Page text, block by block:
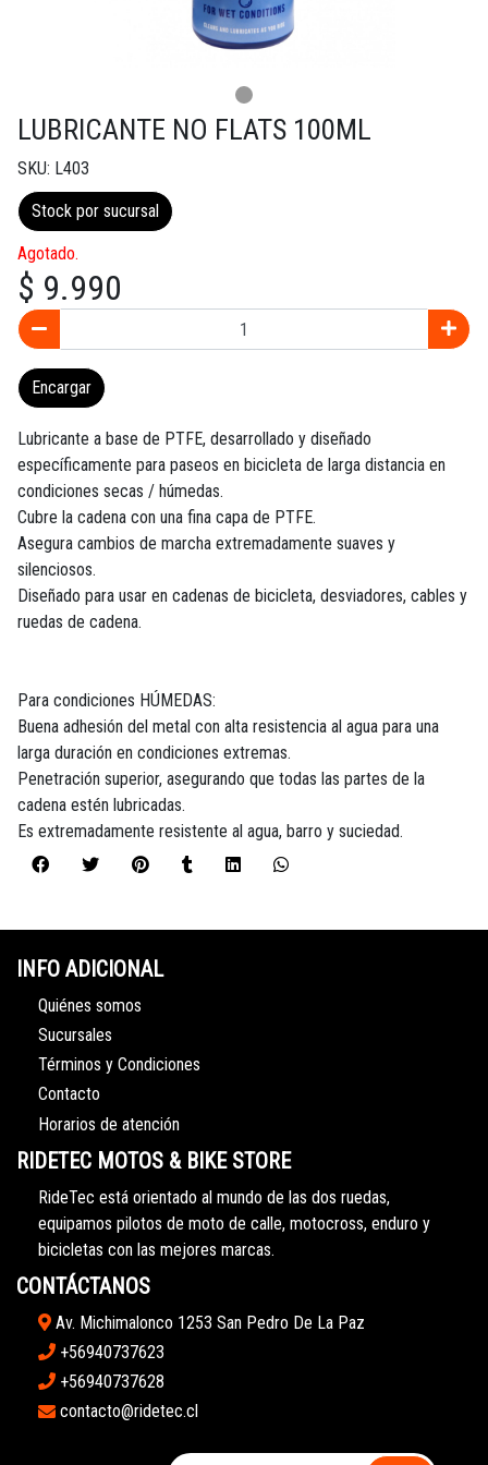
LUBRICANTE NO FLATS 100ML
SKU: L403
Stock por sucursal
Agotado.
$ 9.990
Encargar
Lubricante a base de PTFE, desarrollado y diseñado
específicamente para paseos en bicicleta de larga distancia en
condiciones secas / húmedas.
Cubre la cadena con una fina capa de PTFE.
Asegura cambios de marcha extremadamente suaves y
silenciosos.
Diseñado para usar en cadenas de bicicleta, desviadores, cables y
ruedas de cadena.
Para condiciones HÚMEDAS:
Buena adhesión del metal con alta resistencia al agua para una
larga duración en condiciones extremas.
Penetración superior, asegurando que todas las partes de la
cadena estén lubricadas.
Es extremadamente resistente al agua, barro y suciedad.
INFO ADICIONAL
Quiénes somos
Sucursales
Términos y Condiciones
Contacto
Horarios de atención
RIDETEC MOTOS & BIKE STORE
RideTec está orientado al mundo de las dos ruedas,
equipamos pilotos de moto de calle, motocross, enduro y
bicicletas con las mejores marcas.
CONTÁCTANOS
Av. Michimalonco 1253 San Pedro De La Paz
+56940737623
+56940737628
contacto@ridetec.cl